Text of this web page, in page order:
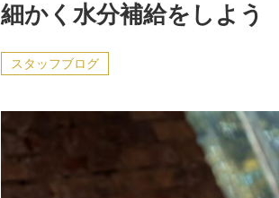
細かく水分補給をしよう
スタッフブログ